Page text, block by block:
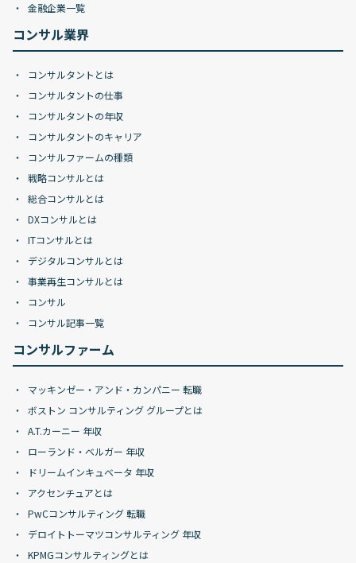
金融企業一覧
コンサル業界
コンサルタントとは
コンサルタントの仕事
コンサルタントの年収
コンサルタントのキャリア
コンサルファームの種類
戦略コンサルとは
総合コンサルとは
DXコンサルとは
ITコンサルとは
デジタルコンサルとは
事業再生コンサルとは
コンサル
コンサル記事一覧
コンサルファーム
マッキンゼー・アンド・カンパニー 転職
ボストン コンサルティング グループとは
A.T.カーニー 年収
ローランド・ベルガー 年収
ドリームインキュベータ 年収
アクセンチュアとは
PwCコンサルティング 転職
デロイトトーマツコンサルティング 年収
KPMGコンサルティングとは